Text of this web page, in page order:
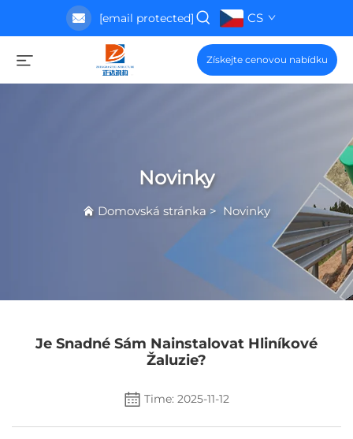
[email protected] CS
Získejte cenovou nabídku
Novinky
Domovská stránka > Novinky
Je Snadné Sám Nainstalovat Hliníkové
Žaluzie?
Time: 2025-11-12